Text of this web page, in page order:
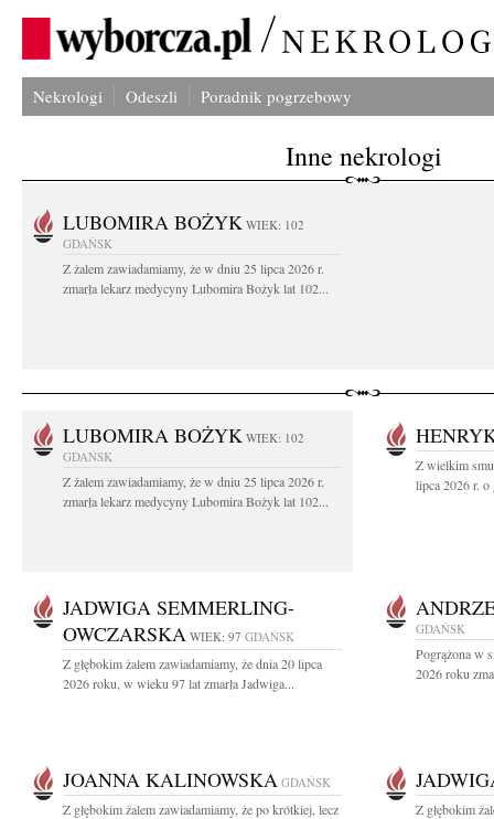
Nekrologi Odeszli Poradnik pogrzebowy
Inne nekrologi
LUBOMIRA BOŻYK WIEK: 102
GDAŃSK
Z żalem zawiadamiamy, że w dniu 25 lipca 2026 r.
zmarła lekarz medycyny Lubomira Bożyk lat 102...
LUBOMIRA BOŻYK WIEK: 102
GDAŃSK
Z żalem zawiadamiamy, że w dniu 25 lipca 2026 r.
zmarła lekarz medycyny Lubomira Bożyk lat 102...
Z wielkim
lipca 2026 r. o
JADWIGA SEMMERLING-
OWCZARSKA WIEK: 97 GDAŃSK
Z głębokim żalem zawiadamiamy, że dnia 20 lipca
2026 roku, w wieku 97 lat zmarła Jadwiga...
GDAŃSK
Pogrążona w
2026 roku
JOANNA KALINOWSKA GDAŃSK
Z głębokim żalem zawiadamiamy, że po krótkiej, lecz
Z głębokim